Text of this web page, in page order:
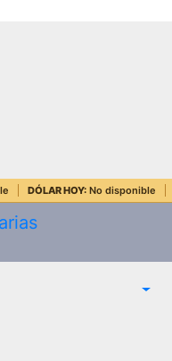
DÓLAR HOY: No disponible